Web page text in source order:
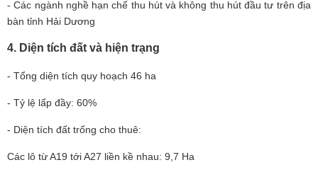
- Các ngành nghề hạn chế thu hút và không thu hút đầu tư trên địa
bàn tỉnh Hải Dương
4. Diện tích đất và hiện trạng
- Tổng diện tích quy hoạch 46 ha
- Tỷ lệ lấp đầy: 60%
- Diện tích đất trống cho thuê:
Các lô từ A19 tới A27 liền kề nhau: 9,7 Ha